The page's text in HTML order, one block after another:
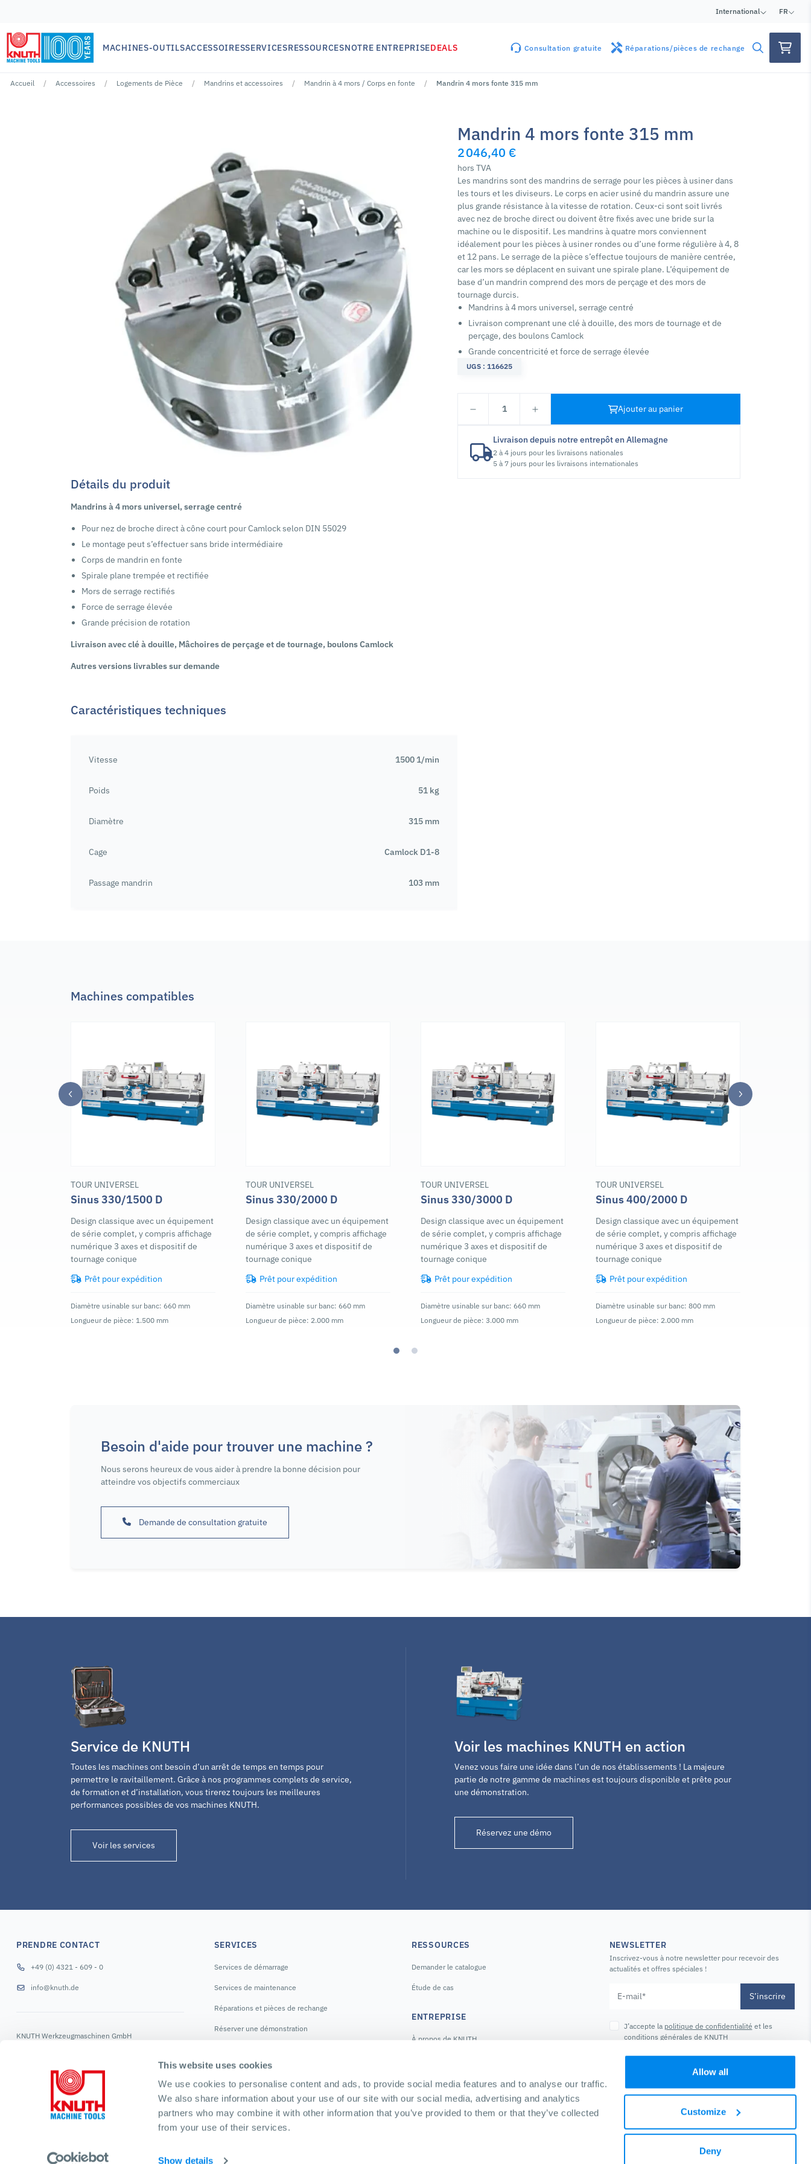
This website uses cookies
We use cookies to personalise content and ads, to provide social media features and to analyse our traffic.
We also share information about your use of our site with our social media, advertising and analytics
partners who may combine it with other information that you’ve provided to them or that they’ve collected
from your use of their services.
Show details
Allow all
Customize
Deny
International FR
MACHINES-OUTILSACCESSOIRESSERVICESRESSOURCESNOTRE ENTREPRISEDEALS Consultation gratuite Réparations/pièces de rechange
Accueil Accessoires Logements de Pièce Mandrins et accessoires Mandrin à 4 mors / Corps en fonte Mandrin 4 mors fonte 315 mm
Détails du produit
Mandrins à 4 mors universel, serrage centré
Pour nez de broche direct à cône court pour Camlock selon DIN 55029
Le montage peut s’effectuer sans bride intermédiaire
Corps de mandrin en fonte
Spirale plane trempée et rectifiée
Mors de serrage rectifiés
Force de serrage élevée
Grande précision de rotation
Livraison avec clé à douille, Mâchoires de perçage et de tournage, boulons Camlock
Autres versions livrables sur demande
Caractéristiques techniques
Vitesse 1500 1/min
Poids 51 kg
Diamètre 315 mm
Cage Camlock D1-8
Passage mandrin 103 mm
Mandrin 4 mors fonte 315 mm
2 046,40 €
hors TVA
Les mandrins sont des mandrins de serrage pour les pièces à usiner dans
les tours et les diviseurs. Le corps en acier usiné du mandrin assure une
plus grande résistance à la vitesse de rotation. Ceux-ci sont soit livrés
avec nez de broche direct ou doivent être fixés avec une bride sur la
machine ou le dispositif. Les mandrins à quatre mors conviennent
idéalement pour les pièces à usiner rondes ou d’une forme régulière à 4, 8
et 12 pans. Le serrage de la pièce s’effectue toujours de manière centrée,
car les mors se déplacent en suivant une spirale plane. L’équipement de
base d’un mandrin comprend des mors de perçage et des mors de
tournage durcis.
Mandrins à 4 mors universel, serrage centré
Livraison comprenant une clé à douille, des mors de tournage et de
perçage, des boulons Camlock
Grande concentricité et force de serrage élevée
UGS : 116625
1 Ajouter au panier
Livraison depuis notre entrepôt en Allemagne
2 à 4 jours pour les livraisons nationales
5 à 7 jours pour les livraisons internationales
Machines compatibles
TOUR UNIVERSEL
Sinus 330/1500 D
Design classique avec un équipement
de série complet, y compris affichage
numérique 3 axes et dispositif de
tournage conique
Prêt pour expédition
Diamètre usinable sur banc: 660 mm
Longueur de pièce: 1.500 mm
TOUR UNIVERSEL
Sinus 330/2000 D
Design classique avec un équipement
de série complet, y compris affichage
numérique 3 axes et dispositif de
tournage conique
Prêt pour expédition
Diamètre usinable sur banc: 660 mm
Longueur de pièce: 2.000 mm
TOUR UNIVERSEL
Sinus 330/3000 D
Design classique avec un équipement
de série complet, y compris affichage
numérique 3 axes et dispositif de
tournage conique
Prêt pour expédition
Diamètre usinable sur banc: 660 mm
Longueur de pièce: 3.000 mm
TOUR UNIVERSEL
Sinus 400/2000 D
Design classique avec un équipement
de série complet, y compris affichage
numérique 3 axes et dispositif de
tournage conique
Prêt pour expédition
Diamètre usinable sur banc: 800 mm
Longueur de pièce: 2.000 mm
Besoin d'aide pour trouver une machine ?
Nous serons heureux de vous aider à prendre la bonne décision pour
atteindre vos objectifs commerciaux
Demande de consultation gratuite
Service de KNUTH
Toutes les machines ont besoin d’un arrêt de temps en temps pour
permettre le ravitaillement. Grâce à nos programmes complets de service,
de formation et d’installation, vous tirerez toujours les meilleures
performances possibles de vos machines KNUTH.
Voir les services
Voir les machines KNUTH en action
Venez vous faire une idée dans l’un de nos établissements ! La majeure
partie de notre gamme de machines est toujours disponible et prête pour
une démonstration.
Réservez une démo
PRENDRE CONTACT
+49 (0) 4321 - 609 - 0
info@knuth.de
KNUTH Werkzeugmaschinen GmbH
Allemagne
SERVICES
Services de démarrage
Services de maintenance
Réparations et pièces de rechange
Réserver une démonstration
RESSOURCES
Demander le catalogue
Étude de cas
ENTREPRISE
À propos de KNUTH
Nos sites
Offres d'emploi
NEWSLETTER
Inscrivez-vous à notre newsletter pour recevoir des
actualités et offres spéciales !
S’inscrire
J’accepte la politique de confidentialité et les
conditions générales de KNUTH